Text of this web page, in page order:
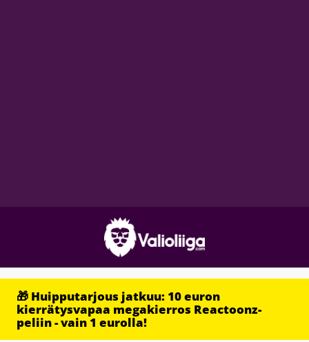
🎁 Huipputarjous jatkuu: 10 euron
kierrätysvapaa megakierros Reactoonz-
peliin - vain 1 eurolla!